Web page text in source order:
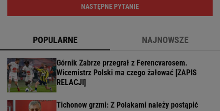
NASTĘPNE PYTANIE
POPULARNE NAJNOWSZE
Górnik Zabrze przegrał z Ferencvarosem.
Wicemistrz Polski ma czego żałować [ZAPIS
RELACJI]
Tichonow grzmi: Z Polakami należy postąpić